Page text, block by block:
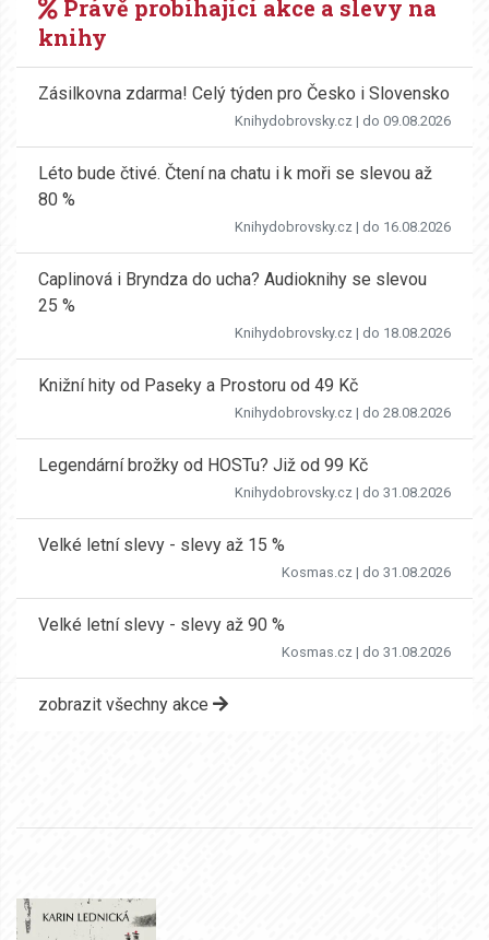
Právě probíhající akce a slevy na
knihy
Zásilkovna zdarma! Celý týden pro Česko i Slovensko
Knihydobrovsky.cz | do 09.08.2026
Léto bude čtivé. Čtení na chatu i k moři se slevou až
80 %
Knihydobrovsky.cz | do 16.08.2026
Caplinová i Bryndza do ucha? Audioknihy se slevou
25 %
Knihydobrovsky.cz | do 18.08.2026
Knižní hity od Paseky a Prostoru od 49 Kč
Knihydobrovsky.cz | do 28.08.2026
Legendární brožky od HOSTu? Již od 99 Kč
Knihydobrovsky.cz | do 31.08.2026
Velké letní slevy - slevy až 15 %
Kosmas.cz | do 31.08.2026
Velké letní slevy - slevy až 90 %
Kosmas.cz | do 31.08.2026
zobrazit všechny akce